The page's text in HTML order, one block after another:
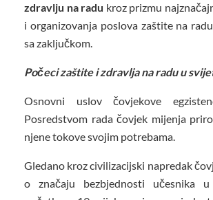
zdravlju na radu kroz prizmu
i organizovanja poslova zaštite na
sa zaključkom.
Počeci zaštite i zdravlja na radu u
Osnovni uslov čovjekove
Posredstvom rada čovjek mijenja
njene tokove svojim potrebama.
Gledano kroz civilizacijski napredak
o značaju bezbjednosti učesnika